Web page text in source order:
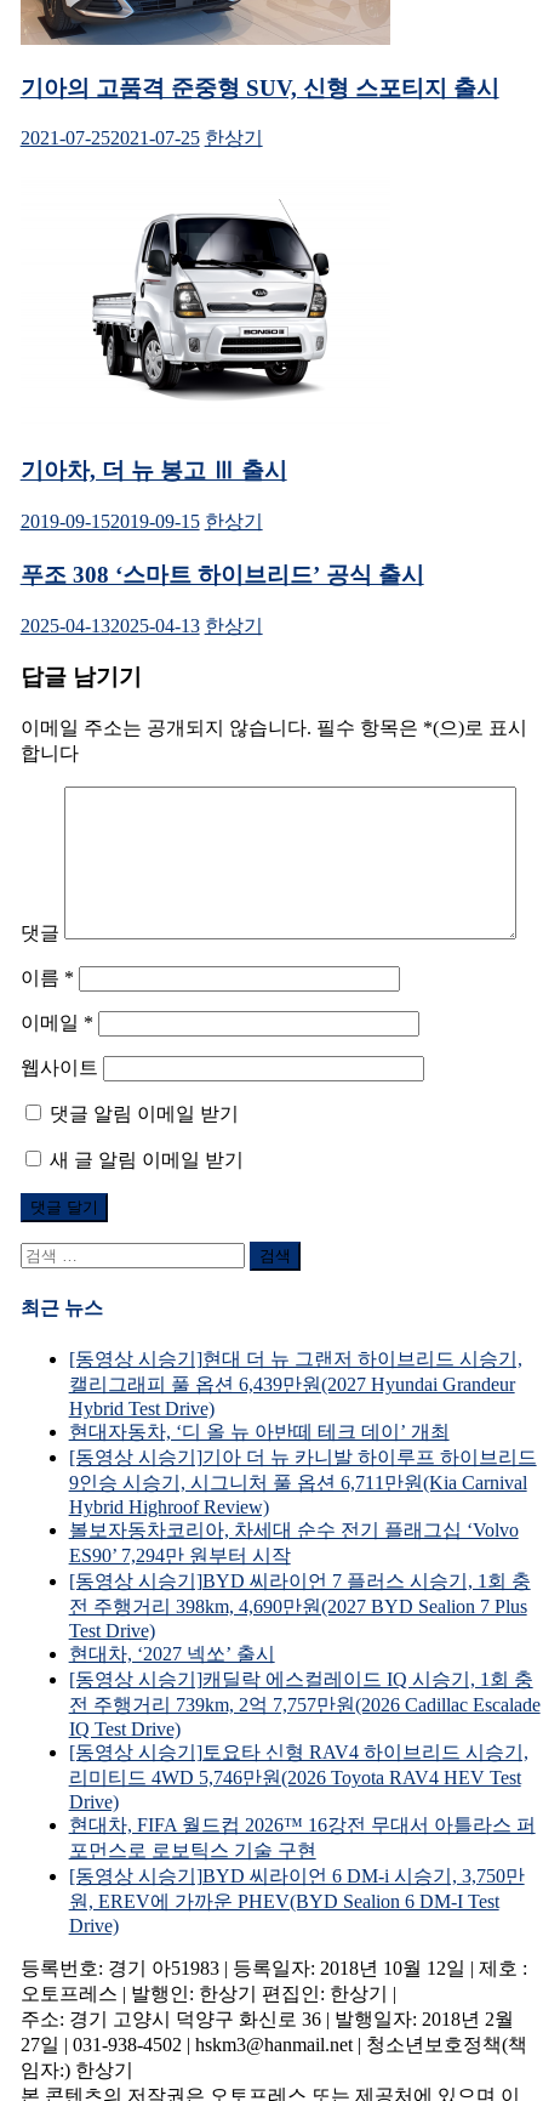
기아의 고품격 준중형 SUV, 신형 스포티지 출시
2021-07-252021-07-25 한상기
기아차, 더 뉴 봉고 Ⅲ 출시
2019-09-152019-09-15 한상기
푸조 308 ‘스마트 하이브리드’ 공식 출시
2025-04-132025-04-13 한상기
답글 남기기
이메일 주소는 공개되지 않습니다. 필수 항목은 *(으)로 표시
합니다
댓글
이름 *
이메일 *
웹사이트
댓글 알림 이메일 받기
새 글 알림 이메일 받기
검
어:
최근 뉴스
[동영상 시승기]현대 더 뉴 그랜저 하이브리드 시승기,
캘리그래피 풀 옵션 6,439만원(2027 Hyundai Grandeur
Hybrid Test Drive)
현대자동차, ‘디 올 뉴 아반떼 테크 데이’ 개최
[동영상 시승기]기아 더 뉴 카니발 하이루프 하이브리드
9인승 시승기, 시그니처 풀 옵션 6,711만원(Kia Carnival
Hybrid Highroof Review)
볼보자동차코리아, 차세대 순수 전기 플래그십 ‘Volvo
ES90’ 7,294만 원부터 시작
[동영상 시승기]BYD 씨라이언 7 플러스 시승기, 1회 충
전 주행거리 398km, 4,690만원(2027 BYD Sealion 7 Plus
Test Drive)
현대차, ‘2027 넥쏘’ 출시
[동영상 시승기]캐딜락 에스컬레이드 IQ 시승기, 1회 충
전 주행거리 739km, 2억 7,757만원(2026 Cadillac Escalade
IQ Test Drive)
[동영상 시승기]토요타 신형 RAV4 하이브리드 시승기,
리미티드 4WD 5,746만원(2026 Toyota RAV4 HEV Test
Drive)
현대차, FIFA 월드컵 2026™ 16강전 무대서 아틀라스 퍼
포먼스로 로보틱스 기술 구현
[동영상 시승기]BYD 씨라이언 6 DM-i 시승기, 3,750만
원, EREV에 가까운 PHEV(BYD Sealion 6 DM-I Test
Drive)
등록번호: 경기 아51983 | 등록일자: 2018년 10월 12일 | 제호 :
오토프레스 | 발행인: 한상기 편집인: 한상기 |
주소: 경기 고양시 덕양구 화신로 36 | 발행일자: 2018년 2월
27일 | 031-938-4502 | hskm3@hanmail.net | 청소년보호정책(책
임자:) 한상기
본 콘텐츠의 저작권은 오토프레스 또는 제공처에 있으며 이